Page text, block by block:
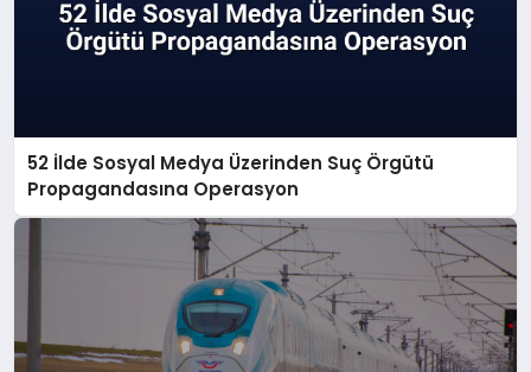
52 İlde Sosyal Medya Üzerinden Suç Örgütü
Propagandasına Operasyon